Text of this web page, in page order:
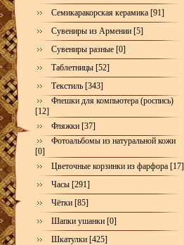
Семикаракорская керамика [91]
Сувениры из Армении [5]
Сувениры разные [0]
Таблетницы [52]
Текстиль [343]
Флешки для компьютера (роспись)
[12]
Фляжки [37]
Фотоальбомы из натуральной кожи
[0]
Цветочные корзинки из фарфора [17]
Часы [291]
Чётки [85]
Шапки ушанки [0]
Шкатулки [425]